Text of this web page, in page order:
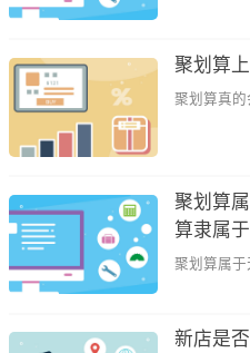
聚划算
聚划算真的
聚划算
算隶属于
聚划算属于
新店是